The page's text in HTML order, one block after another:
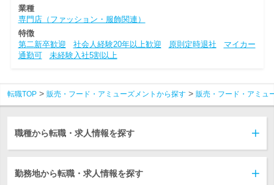
業種
専門店（ファッション・服飾関連）
特徴
第二新卒歓迎
社会人経験20年以上歓迎 原則定時退社
マイカー
通勤可
未経験入社5割以上
転職TOP 販売・フード・アミューズメントから探す 販売・フード・アミュ
職種から転職・求人情報を探す
勤務地から転職・求人情報を探す